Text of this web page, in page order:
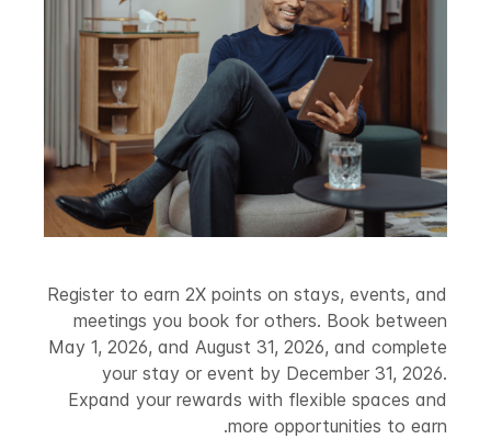
Register to earn 2X points on stays, events, and
meetings you book for others. Book between
May 1, 2026, and August 31, 2026, and complete
your stay or event by December 31, 2026.
Expand your rewards with flexible spaces and
more opportunities to earn.